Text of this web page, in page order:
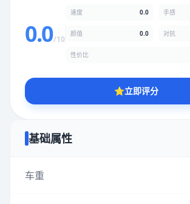
0.0/10
速度 0.0 手感
颜值 0.0 对抗
性价比
⭐立即评分
基础属性
车重
★★ ★ ★
性价比
★★★★★★★★★★